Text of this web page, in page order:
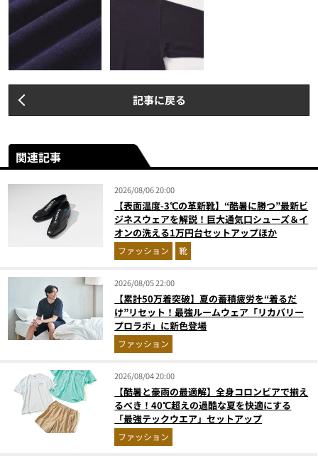
記事に戻る
関連記事
2026/08/06 20:00
【表面温度-3℃の革新靴】“酷暑に勝つ”最新ビ
ジネスウェアを解説！巨大通気口シューズ＆イ
オンの洗える1万円台セットアップほか
ファッション 靴
2026/08/05 22:00
【累計50万着突破】夏の蓄積疲労を“着るだ
け”リセット！最強ルームウェア「リカバリー
プロラボ」に新色登場
ファッション
2026/08/04 20:00
【酷暑と豪雨の最適解】全身コロンビアで揃え
るべき！40℃超えの過酷な夏を快適にする
「最強テックウエア」セットアップ
ファッション